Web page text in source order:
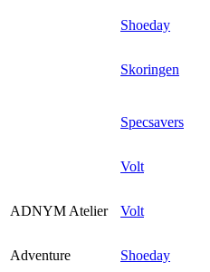
Shoeday
Skoringen
Specsavers
Volt
ADNYM Atelier Volt
Adventure
Shoeday